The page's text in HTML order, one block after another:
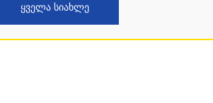
ᲧᲕᲔᲚᲐ ᲡᲘᲐᲮᲚᲔ